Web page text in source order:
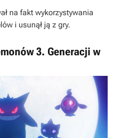
na fakt wykorzystywania
i usunął ją z gry.
3. Generacji w